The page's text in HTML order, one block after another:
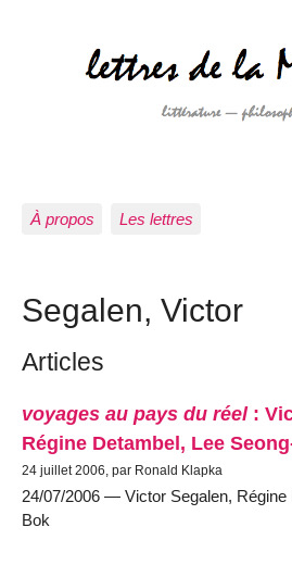
À propos Les lettres
Segalen, Victor
Articles
voyages au pays du réel:
Régine Detambel, Lee
24 juillet 2006, par Ronald Klapka
24/07/2006 — Victor Segalen, Régine
Bok